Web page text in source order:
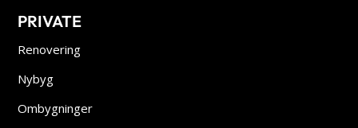
PRIVATE
Renovering
Nybyg
Ombygninger